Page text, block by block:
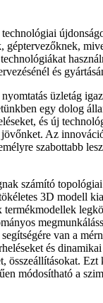
géptervezőknek,
és
üzletág
egy dolog
és új
Az
szabottabb
számító
3D modell
van a
és
összeállításokat.
módosítható a